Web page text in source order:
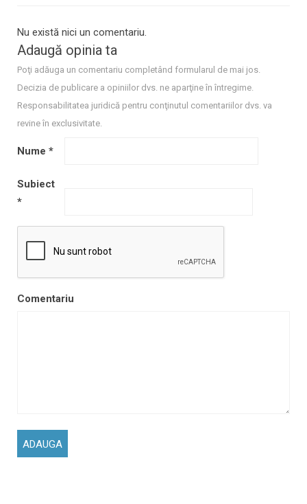
Nu există nici un comentariu.
Adaugă opinia ta
Poţi adăuga un comentariu completând formularul de mai jos.
Decizia de publicare a opiniilor dvs. ne aparţine în întregime.
Responsabilitatea juridică pentru conţinutul comentariilor dvs. va
revine în exclusivitate.
Nume *
Subiect
*
Comentariu